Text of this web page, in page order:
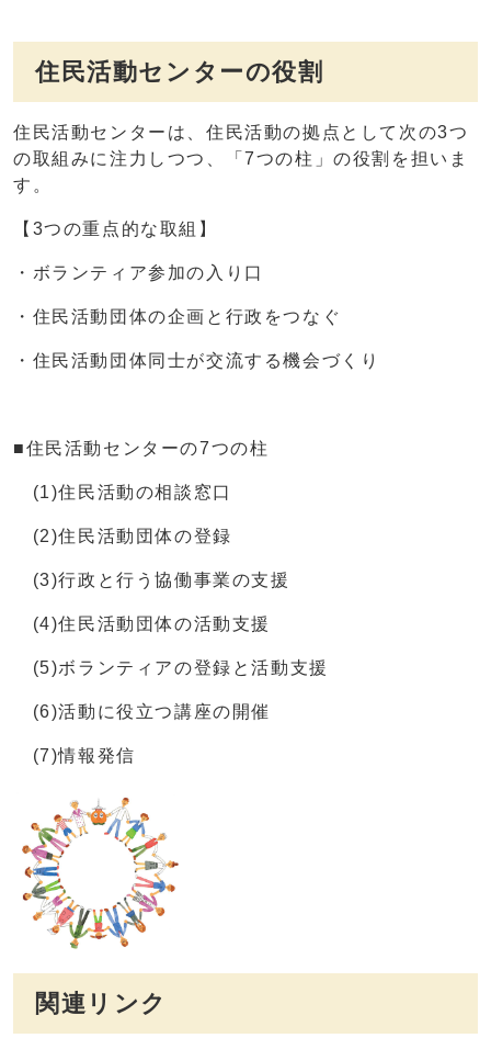
住民活動センターの役割
住民活動センターは、住民活動の拠点として次の3つ
の取組みに注力しつつ、「7つの柱」の役割を担いま
す。
【3つの重点的な取組】
・ボランティア参加の入り口
・住民活動団体の企画と行政をつなぐ
・住民活動団体同士が交流する機会づくり
■住民活動センターの7つの柱
(1)住民活動の相談窓口
(2)住民活動団体の登録
(3)行政と行う協働事業の支援
(4)住民活動団体の活動支援
(5)ボランティアの登録と活動支援
(6)活動に役立つ講座の開催
(7)情報発信
関連リンク